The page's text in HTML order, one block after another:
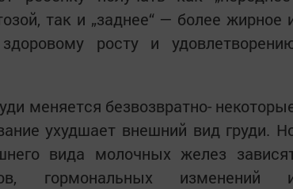
так и „заднее“ — более жирное
росту и
меняется безвозвратно-
ухудшает внешний вид груди.
вида молочных желез
гормональных изменений